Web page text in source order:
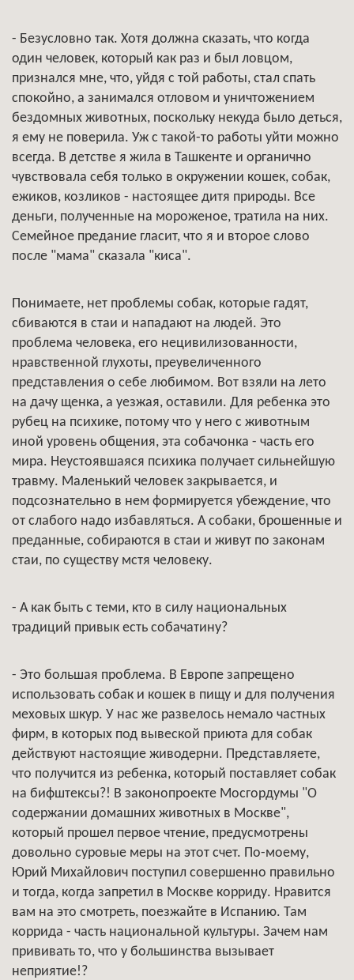
- Безусловно так. Хотя должна сказать, что когда
один человек, который как раз и был ловцом,
признался мне, что, уйдя с той работы, стал спать
спокойно, а занимался отловом и уничтожением
бездомных животных, поскольку некуда было деться,
я ему не поверила. Уж с такой-то работы уйти можно
всегда. В детстве я жила в Ташкенте и органично
чувствовала себя только в окружении кошек, собак,
ежиков, козликов - настоящее дитя природы. Все
деньги, полученные на мороженое, тратила на них.
Семейное предание гласит, что я и второе слово
после "мама" сказала "киса".
Понимаете, нет проблемы собак, которые гадят,
сбиваются в стаи и нападают на людей. Это
проблема человека, его нецивилизованности,
нравственной глухоты, преувеличенного
представления о себе любимом. Вот взяли на лето
на дачу щенка, а уезжая, оставили. Для ребенка это
рубец на психике, потому что у него с животным
иной уровень общения, эта собачонка - часть его
мира. Неустоявшаяся психика получает сильнейшую
травму. Маленький человек закрывается, и
подсознательно в нем формируется убеждение, что
от слабого надо избавляться. А собаки, брошенные и
преданные, собираются в стаи и живут по законам
стаи, по существу мстя человеку.
- А как быть с теми, кто в силу национальных
традиций привык есть собачатину?
- Это большая проблема. В Европе запрещено
использовать собак и кошек в пищу и для получения
меховых шкур. У нас же развелось немало частных
фирм, в которых под вывеской приюта для собак
действуют настоящие живодерни. Представляете,
что получится из ребенка, который поставляет собак
на бифштексы?! В законопроекте Мосгордумы "О
содержании домашних животных в Москве",
который прошел первое чтение, предусмотрены
довольно суровые меры на этот счет. По-моему,
Юрий Михайлович поступил совершенно правильно
и тогда, когда запретил в Москве корриду. Нравится
вам на это смотреть, поезжайте в Испанию. Там
коррида - часть национальной культуры. Зачем нам
прививать то, что у большинства вызывает
неприятие!?